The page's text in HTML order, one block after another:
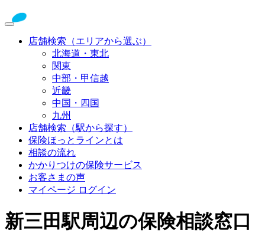
店舗検索（エリアから選ぶ）
北海道・東北
関東
中部・甲信越
近畿
中国・四国
九州
店舗検索（駅から探す）
保険ほっとラインとは
相談の流れ
かかりつけの保険サービス
お客さまの声
マイページ ログイン
新三田駅周辺の保険相談窓口